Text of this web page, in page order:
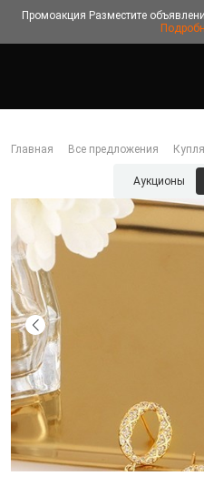
Промоакция Разместите
Главная Все предложения
Аукционы